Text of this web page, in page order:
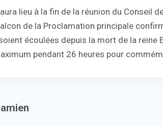
aura lieu à la fin de la réunion du Conseil
de la Proclamation principale
écoulées depuis la mort de la reine
pendant 26 heures pour